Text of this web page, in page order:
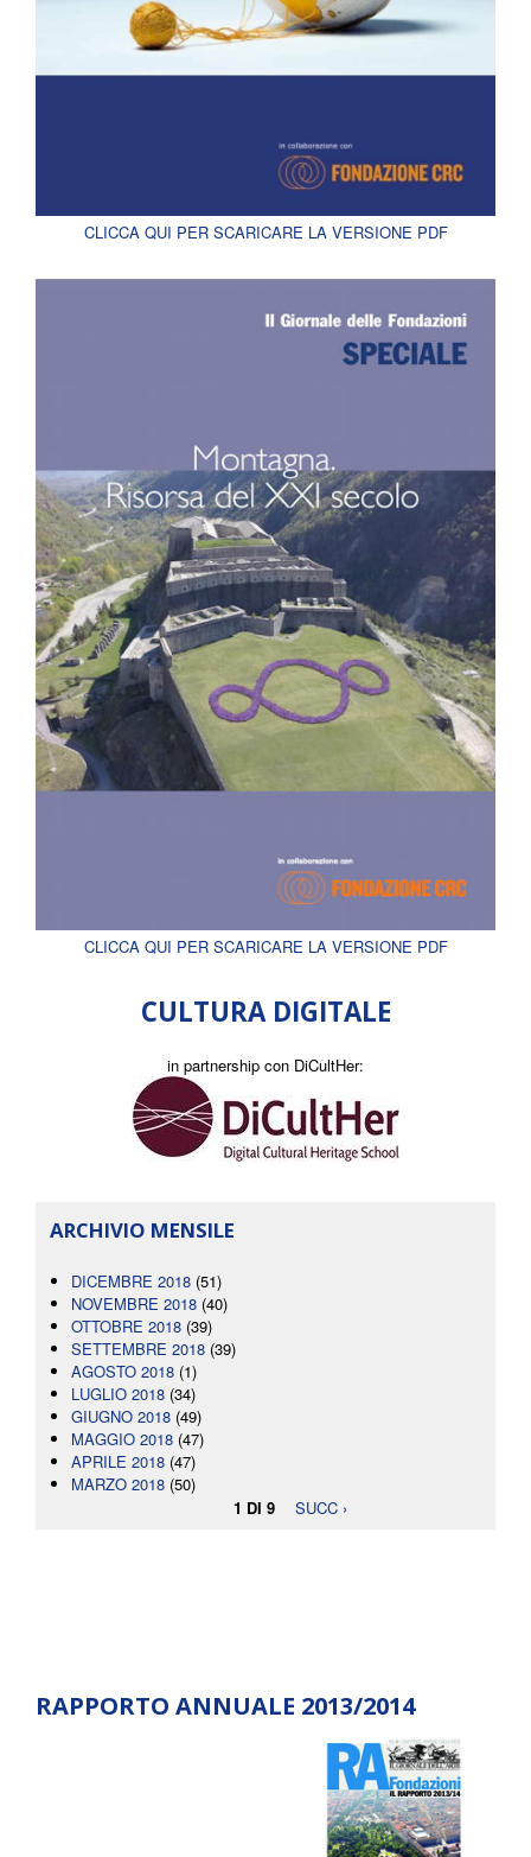
CLICCA QUI PER SCARICARE LA VERSIONE PDF
CLICCA QUI PER SCARICARE LA VERSIONE PDF
CULTURA DIGITALE
in partnership con DiCultHer:
ARCHIVIO MENSILE
DICEMBRE 2018 (51)
NOVEMBRE 2018 (40)
OTTOBRE 2018 (39)
SETTEMBRE 2018 (39)
AGOSTO 2018 (1)
LUGLIO 2018 (34)
GIUGNO 2018 (49)
MAGGIO 2018 (47)
APRILE 2018 (47)
MARZO 2018 (50)
1 DI 9
SUCC ›
RAPPORTO ANNUALE 2013/2014